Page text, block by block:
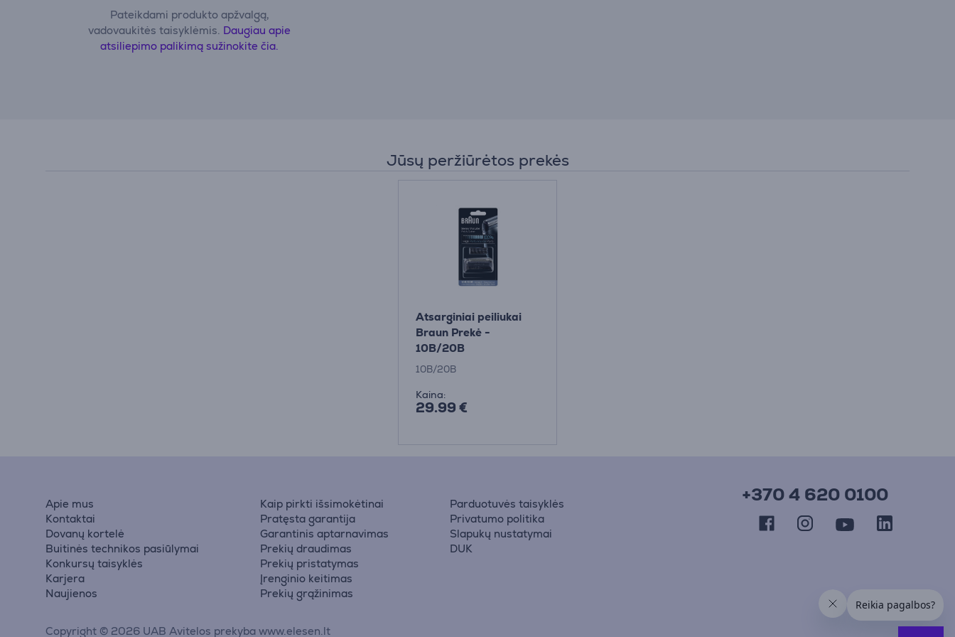
Pateikdami produkto apžvalgą,
vadovaukitės taisyklėmis. Daugiau apie
atsiliepimo palikimą sužinokite čia.
Jūsų peržiūrėtos prekės
Atsarginiai peiliukai
Braun Prekė -
10B/20B
10B/20B
Kaina:
29.99 €
Apie mus
Kontaktai
Dovanų kortelė
Buitinės technikos pasiūlymai
Konkursų taisyklės
Karjera
Naujienos
Kaip pirkti išsimokėtinai
Pratęsta garantija
Garantinis aptarnavimas
Prekių draudimas
Prekių pristatymas
Įrenginio keitimas
Prekių grąžinimas
Parduotuvės taisyklės
Privatumo politika
Slapukų nustatymai
DUK
+370 4 620 0100
Copyright © 2026 UAB Avitelos prekyba www.elesen.lt